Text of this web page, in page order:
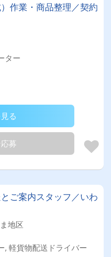
作業・商品整理／契約
ター
る
募
ご案内スタッフ／いわ
地区
, 軽貨物配送ドライバー